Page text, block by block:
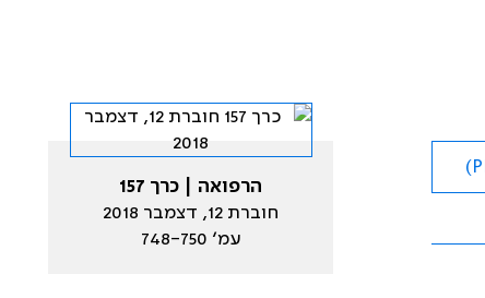
הרפואה | כרך 157
חוברת 12, דצמבר 2018
עמ׳ 748-750